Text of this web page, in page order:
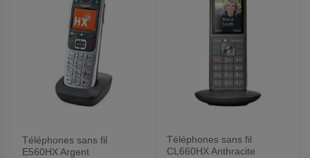
Téléphones sans fil
E560HX Argent
Téléphones sans fil
CL660HX Anthracite